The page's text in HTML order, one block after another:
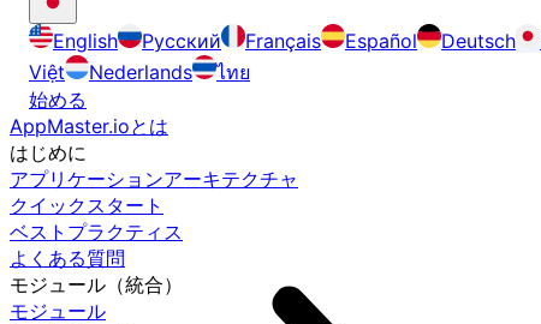
English Русский Français Español Deutsch
Việt
Nederlands
ไทย
始める
AppMaster.ioとは
はじめに
アプリケーションアーキテクチャ
クイックスタート
ベストプラクティス
よくある質問
モジュール（統合）
モジュール